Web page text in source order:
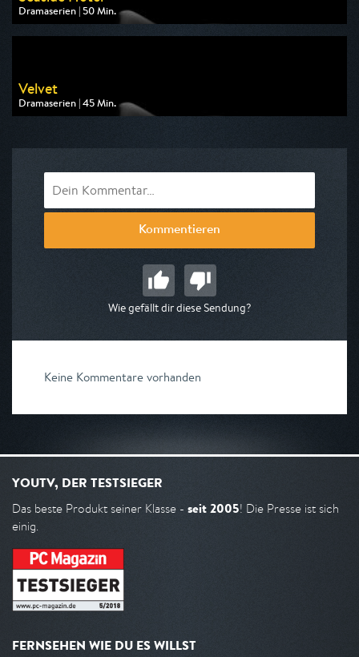
Dramaserien | 50 Min.
Ausgestrahlt von One
am 08.08.2026, 16:15
Velvet
Dramaserien | 45 Min.
Ausgestrahlt von One
Kommentieren
Wie gefällt dir diese Sendung?
Keine Kommentare vorhanden
YOUTV, DER TESTSIEGER
Das beste Produkt seiner Klasse - seit 2005! Die Presse ist sich
einig.
FERNSEHEN WIE DU ES WILLST